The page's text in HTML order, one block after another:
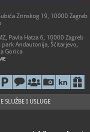
Zrinskog 19, 10000 Zagreb
Pavla Hatza 6, 10000 Zagreb
park Andautonija, Šćitarjevo,
Gorica
h
13 h
državnim
i neradnim danima
SLUŽBE I USLUGE